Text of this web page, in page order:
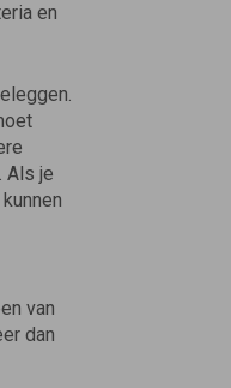
en
Als je
van
dan